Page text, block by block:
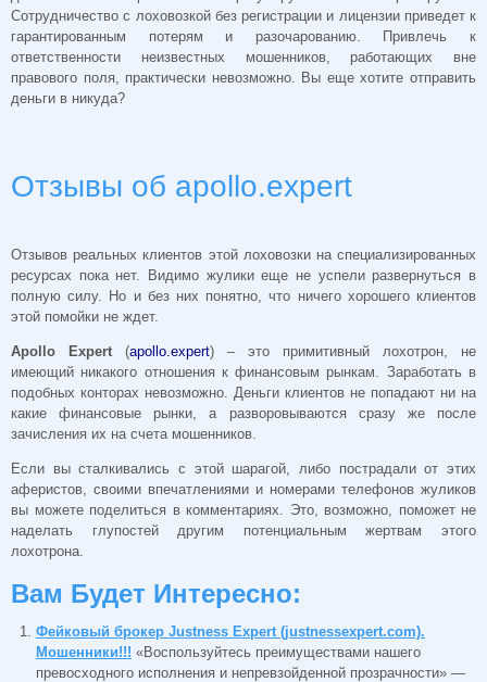
Сотрудничество с лоховозкой без регистрации и лицензии приведет к
гарантированным потерям и разочарованию. Привлечь к
ответственности неизвестных мошенников, работающих вне
правового поля, практически невозможно. Вы еще хотите отправить
деньги в никуда?
Отзывы об apollo.expert
Отзывов реальных клиентов этой лоховозки на специализированных
ресурсах пока нет. Видимо жулики еще не успели развернуться в
полную силу. Но и без них понятно, что ничего хорошего клиентов
этой помойки не ждет.
Apollo Expert (apollo.expert) – это примитивный лохотрон, не
имеющий никакого отношения к финансовым рынкам. Заработать в
подобных конторах невозможно. Деньги клиентов не попадают ни на
какие финансовые рынки, а разворовываются сразу же после
зачисления их на счета мошенников.
Если вы сталкивались с этой шарагой, либо пострадали от этих
аферистов, своими впечатлениями и номерами телефонов жуликов
вы можете поделиться в комментариях. Это, возможно, поможет не
наделать глупостей другим потенциальным жертвам этого
лохотрона.
Вам Будет Интересно:
Фейковый брокер Justness Expert (justnessexpert.com).
Мошенники!!! «Воспользуйтесь преимуществами нашего
превосходного исполнения и непревзойденной прозрачности» —